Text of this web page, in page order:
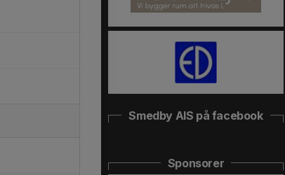
Smedby AIS på facebook
Sponsorer